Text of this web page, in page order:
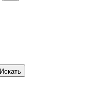
Искать